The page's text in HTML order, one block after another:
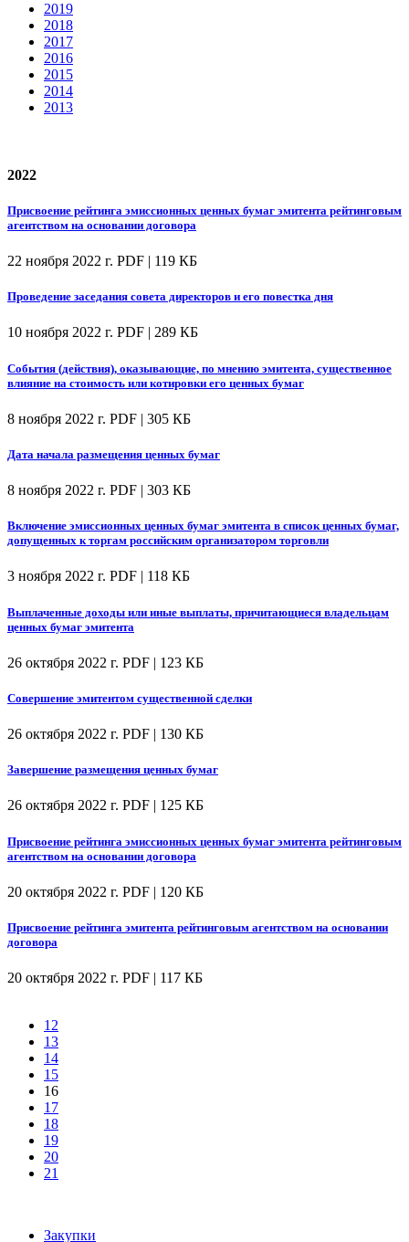
2019
2018
2017
2016
2015
2014
2013
2022
Присвоение рейтинга эмиссионных ценных бумаг эмитента рейтинговым
агентством на основании договора
22 ноября 2022 г. PDF | 119 КБ
Проведение заседания совета директоров и его повестка дня
10 ноября 2022 г. PDF | 289 КБ
События (действия), оказывающие, по мнению эмитента, существенное
влияние на стоимость или котировки его ценных бумаг
8 ноября 2022 г. PDF | 305 КБ
Дата начала размещения ценных бумаг
8 ноября 2022 г. PDF | 303 КБ
Включение эмиссионных ценных бумаг эмитента в список ценных бумаг,
допущенных к торгам российским организатором торговли
3 ноября 2022 г. PDF | 118 КБ
Выплаченные доходы или иные выплаты, причитающиеся владельцам
ценных бумаг эмитента
26 октября 2022 г. PDF | 123 КБ
Совершение эмитентом существенной сделки
26 октября 2022 г. PDF | 130 КБ
Завершение размещения ценных бумаг
26 октября 2022 г. PDF | 125 КБ
Присвоение рейтинга эмиссионных ценных бумаг эмитента рейтинговым
агентством на основании договора
20 октября 2022 г. PDF | 120 КБ
Присвоение рейтинга эмитента рейтинговым агентством на основании
договора
20 октября 2022 г. PDF | 117 КБ
12
13
14
15
16
17
18
19
20
21
Закупки